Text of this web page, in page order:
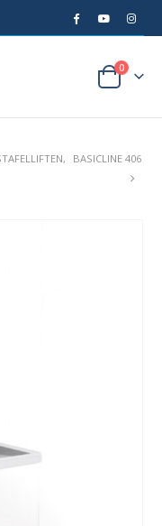
0
, BASICLINE 406